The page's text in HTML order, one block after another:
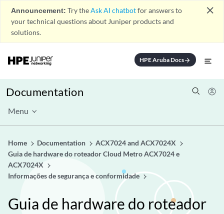
Announcement: Try theAsk AI chatbotfor answers to
your technical questions about Juniper products and
solutions.
close
HPE Aruba Docsarrow_forward
Documentation
Menu
Home Documentation
ACX7024 and ACX7024X
Guia de hardware do roteador Cloud Metro ACX7024 e
ACX7024X
Informações de segurança e conformidade
Guia de hardware do roteador